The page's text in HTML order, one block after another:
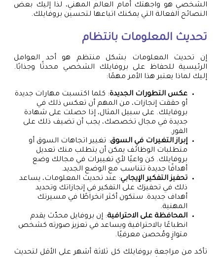
الشخصي هو واجهتك أمام العالم المهني، لذا إليك بعض
النصائح الفعالة التي يمكنك اتباعها لتحسين بروفايلك.
تحديث المعلومات بانتظام
إن تحديث المعلومات بشكل منتظم هو أحد العوامل
الرئيسية للحفاظ على بروفايلك الشخصي محدثًا وجذابًا.
إليك لماذا يعتبر هذا الأمر مهمًا:
عكس التطورات الجديدة: كلما اكتسبت مهارات جديدة
أو حققت إنجازات، من المهم أن تعكس ذلك في
بروفايلك. على سبيل المثال، إذا حصلت على شهادة
جديدة في مجال تخصصك، يجب أن تضيف ذلك على
الفور.
إبراز التغيرات في السوق: تغيير اتجاهات السوق أو
متطلبات الوظائف يمكن أن يتطلب منك تعديل
بروفايلك. كن واعيًا لأي تغييرات في مجالك وضع
أهدافًا جديدة تتناسب مع الوضع الجديد.
تحفيز التفكير الإيجابي: عند تحديث المعلومات، يساعد
ذلك في تحفيزك على التفكير في إنجازاتك وتحديد
أهداف جديدة. ستكون أكثر انخراطًا في مسيرتك
المهنية.
المحافظة على الاحترافية: إن بروفايل محدّث يقدم
انطباعًا بالاحترافية ويساعد في تعزيز صورته كشخص
متوازٍ ومُحصن معرفيًا.
تأكد من مراجعة بروفايلك كل ثلاثة أشهر على الأقل لتحديث